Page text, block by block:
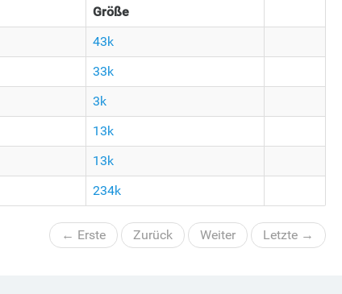
Größe
43k
33k
3k
13k
13k
234k
← Erste Zurück Weiter Letzte →